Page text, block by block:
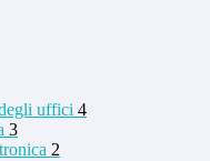
uffici 4
3
2